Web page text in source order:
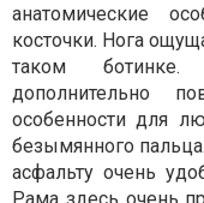
анатомические
косточки. Нога
таком ботинке.
дополнительно
особенности для
безымянного
асфальту очень